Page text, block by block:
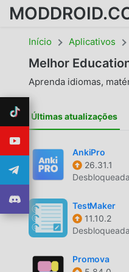
Início Aplicativos
Melhor
Aprenda idiomas,
Últimas atualizações
AnkiPro
26.31.1
TestMaker
11.10.2
Promova